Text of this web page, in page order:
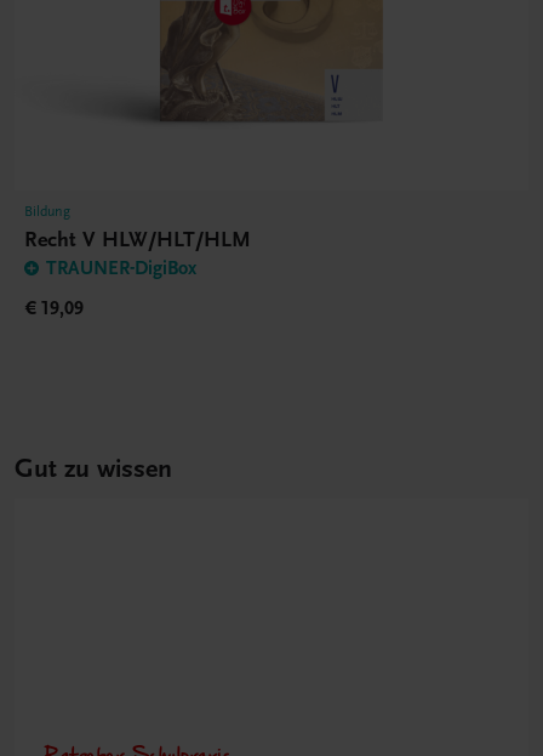
Bildung
Recht V HLW/HLT/HLM
TRAUNER-DigiBox
€ 19,09
Gut zu wissen